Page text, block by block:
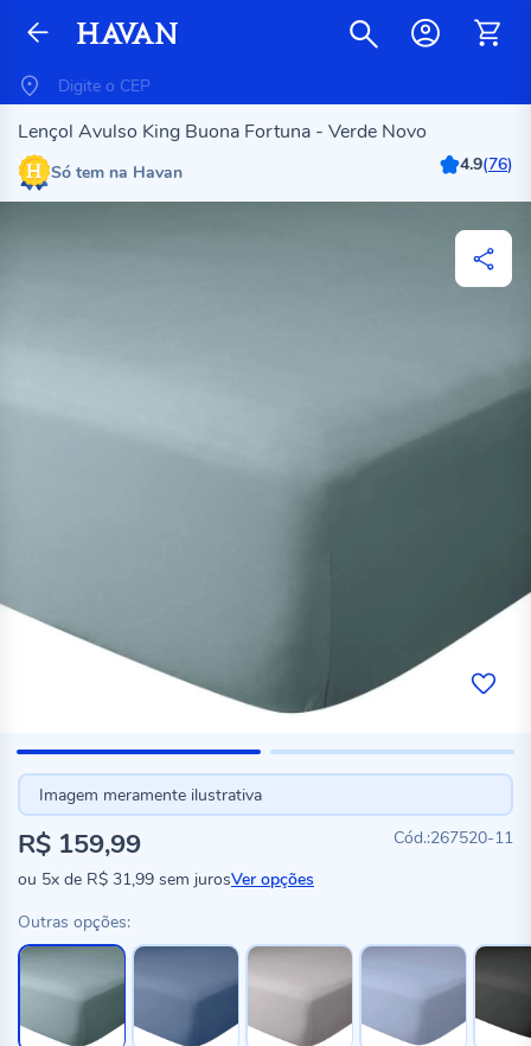
Lençol Avulso King Buona Fortuna - Verde Novo
Só tem na Havan 4.9(76)
Imagem meramente ilustrativa
267520-11
R$ 159,99
ou 5x de R$ 31,99 sem jurosVer opções
Outras opções: